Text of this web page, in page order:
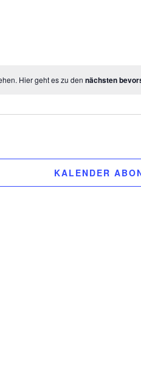
Hier geht es zu den nächsten
KALENDER